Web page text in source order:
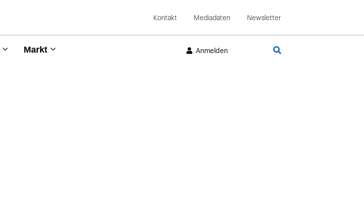
Kontakt Mediadaten Newsletter
Markt Anmelden